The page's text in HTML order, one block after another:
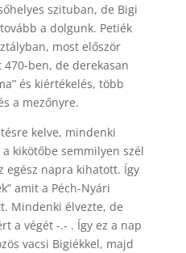
szituban, de Bigi
a dolgunk. Petiék
most először
ben, de derekasan
és kiértékelés, több
a mezőnyre.
kelve, mindenki
kikötőbe semmilyen szél
egész napra kihatott. Így
amit a Péch-Nyári
Mindenki élvezte, de
a végét -.- . Így ez a nap
vacsi Bigiékkel, majd